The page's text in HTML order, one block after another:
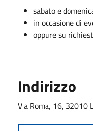
sabato e
in occasione di
oppure su
Indirizzo
Via Roma, 16, 32010